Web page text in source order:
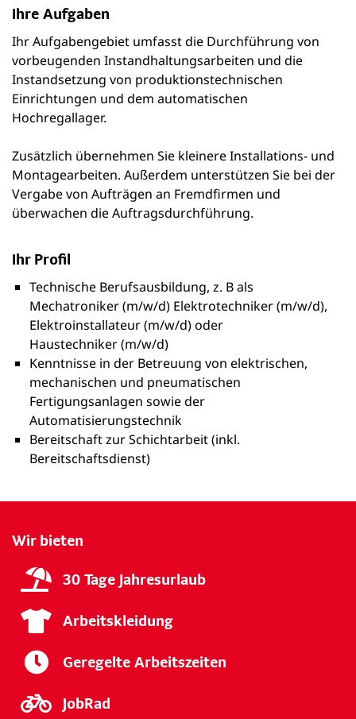
Ihre Aufgaben
Ihr Aufgabengebiet umfasst die Durchführung von
vorbeugenden Instandhaltungsarbeiten und die
Instandsetzung von produktionstechnischen
Einrichtungen und dem automatischen
Hochregallager.
Zusätzlich übernehmen Sie kleinere Installations- und
Montagearbeiten. Außerdem unterstützen Sie bei der
Vergabe von Aufträgen an Fremdfirmen und
überwachen die Auftragsdurchführung.
Ihr Profil
Technische Berufsausbildung, z. B als
Mechatroniker (m/w/d) Elektrotechniker (m/w/d),
Elektroinstallateur (m/w/d) oder
Haustechniker (m/w/d)
Kenntnisse in der Betreuung von elektrischen,
mechanischen und pneumatischen
Fertigungsanlagen sowie der
Automatisierungstechnik
Bereitschaft zur Schichtarbeit (inkl.
Bereitschaftsdienst)
Wir bieten
30 Tage Jahresurlaub
Arbeitskleidung
Geregelte Arbeitszeiten
JobRad